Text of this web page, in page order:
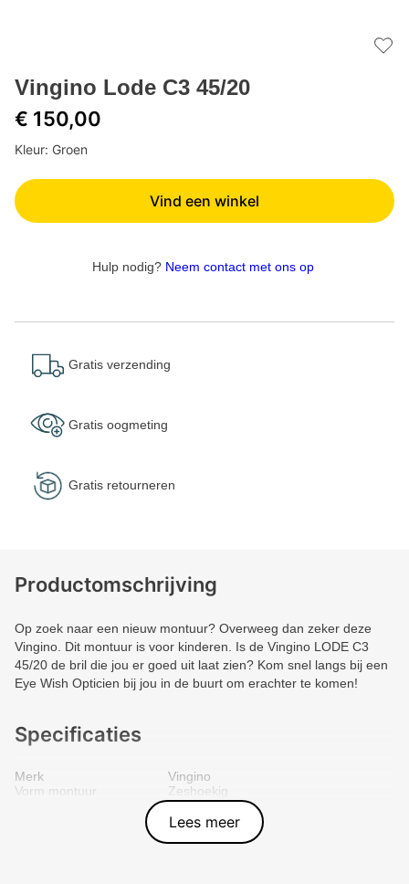
Vingino Lode C3 45/20
€ 150,00
Kleur: Groen
Vind een winkel
Hulp nodig? Neem contact met ons op
Gratis verzending
Gratis oogmeting
Gratis retourneren
Productomschrijving
Op zoek naar een nieuw montuur? Overweeg dan zeker deze
Vingino. Dit montuur is voor kinderen. Is de Vingino LODE C3
45/20 de bril die jou er goed uit laat zien? Kom snel langs bij een
Eye Wish Opticien bij jou in de buurt om erachter te komen!
Specificaties
Merk
Vingino
Vorm montuur
Zeshoekig
Groen
Plastic
8719172874556
Lees meer